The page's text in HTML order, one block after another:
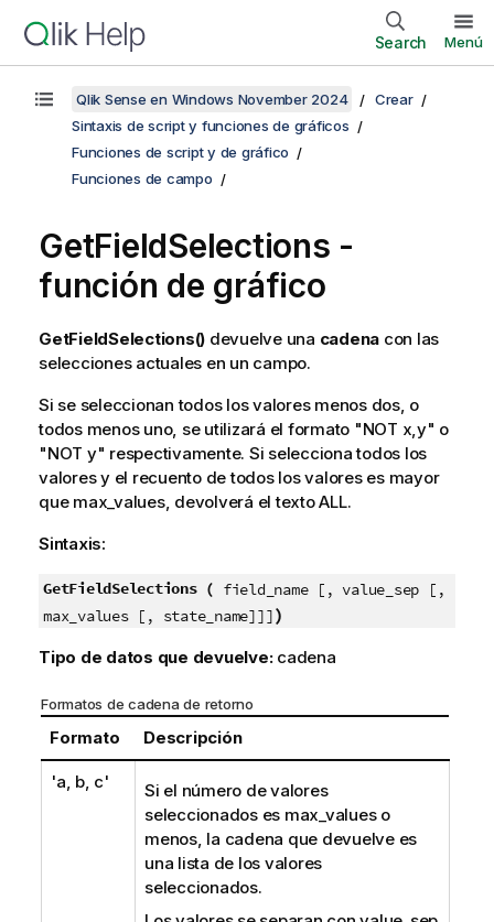
Search Menú
Qlik Sense en Windows November 2024
Crear
Sintaxis de script y funciones de gráficos
Funciones de script y de gráfico
Funciones de campo
GetFieldSelections -
función de gráfico
GetFieldSelections() devuelve una cadena con las
selecciones actuales en un campo.
Si se seleccionan todos los valores menos dos, o
todos menos uno, se utilizará el formato "NOT x,y" o
"NOT y" respectivamente. Si selecciona todos los
valores y el recuento de todos los valores es mayor
que max_values, devolverá el textoALL.
Sintaxis:
GetFieldSelections ( field_name [, value_sep [,
max_values [, state_name]]])
Tipo de datos que devuelve: cadena
Formatos de cadena de retorno
Formato Descripción
'a, b, c'
Si el número de valores
seleccionados es max_valueso
menos, la cadena que devuelve es
una lista de los valores
seleccionados.